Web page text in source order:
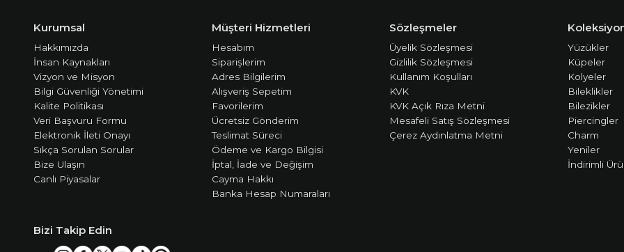
Kurumsal
Hakkımızda
İnsan Kaynakları
Vizyon ve Misyon
Bilgi Güvenliği Yönetimi
Kalite Politikası
Veri Başvuru Formu
Elektronik İleti Onayı
Sıkça Sorulan Sorular
Bize Ulaşın
Canlı Piyasalar
Müşteri Hizmetleri
Hesabım
Siparişlerim
Adres Bilgilerim
Alışveriş Sepetim
Favorilerim
Ücretsiz Gönderim
Teslimat Süreci
Ödeme ve Kargo Bilgisi
İptal, İade ve Değişim
Cayma Hakkı
Banka Hesap Numaraları
Sözleşmeler
Üyelik Sözleşmesi
Gizlilik Sözleşmesi
Kullanım Koşulları
KVK
KVK Açık Rıza Metni
Mesafeli Satış Sözleşmesi
Çerez Aydınlatma Metni
Yüzükler
Küpeler
Kolyeler
Bileklikler
Bilezikler
Piercingler
Charm
Yeniler
İndirimli
Bizi Takip Edin